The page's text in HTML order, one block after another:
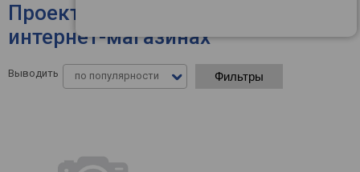
Проекторы Acer - цены в
интернет-магазинах
Выводить по популярности Фильтры